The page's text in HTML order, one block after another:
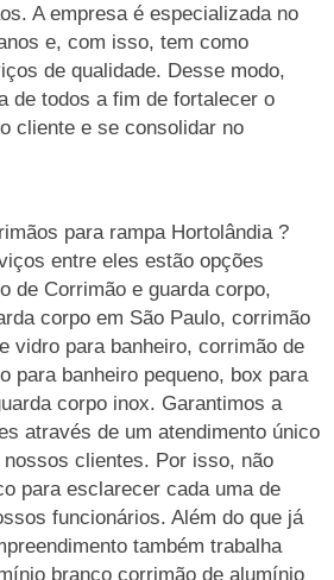
A empresa é especializada no
e, com isso, tem como
de qualidade. Desse modo,
de todos a fim de fortalecer o
cliente e se consolidar no
para rampa Hortolândia ?
entre eles estão opções
de Corrimão e guarda corpo,
corpo em São Paulo, corrimão
vidro para banheiro, corrimão de
para banheiro pequeno, box para
corpo inox. Garantimos a
através de um atendimento único
clientes. Por isso, não
para esclarecer cada uma de
funcionários. Além do que já
também trabalha
branco corrimão de alumínio